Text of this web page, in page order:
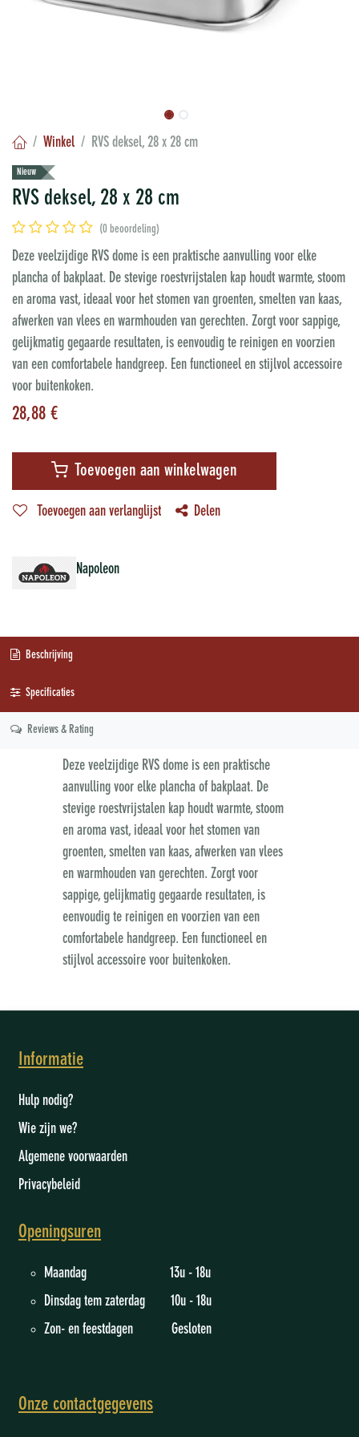
Winkel RVS deksel, 28 x 28 cm
Nieuw
RVS deksel, 28 x 28 cm
(0 beoordeling)
Deze veelzijdige RVS dome is een praktische aanvulling voor elke
plancha of bakplaat. De stevige roestvrijstalen kap houdt warmte, stoom
en aroma vast, ideaal voor het stomen van groenten, smelten van kaas,
afwerken van vlees en warmhouden van gerechten. Zorgt voor sappige,
gelijkmatig gegaarde resultaten, is eenvoudig te reinigen en voorzien
van een comfortabele handgreep. Een functioneel en stijlvol accessoire
voor buitenkoken.
28,88 €
Toevoegen aan winkelwagen
Toevoegen aan verlanglijst Delen
Napoleon
Beschrijving
Specificaties
Reviews & Rating
Deze veelzijdige RVS dome is een praktische
aanvulling voor elke plancha of bakplaat. De
stevige roestvrijstalen kap houdt warmte, stoom
en aroma vast, ideaal voor het stomen van
groenten, smelten van kaas, afwerken van vlees
en warmhouden van gerechten. Zorgt voor
sappige, gelijkmatig gegaarde resultaten, is
eenvoudig te reinigen en voorzien van een
comfortabele handgreep. Een functioneel en
stijlvol accessoire voor buitenkoken.
Informatie
Hulp nodig?
Wie zijn we?
Algemene voorwaarden
Privacybeleid
Openingsuren
Maandag 13u - 18u
Dinsdag tem zaterdag 10u - 18u
Zon- en feestdagen Gesloten
Onze contactgegevens